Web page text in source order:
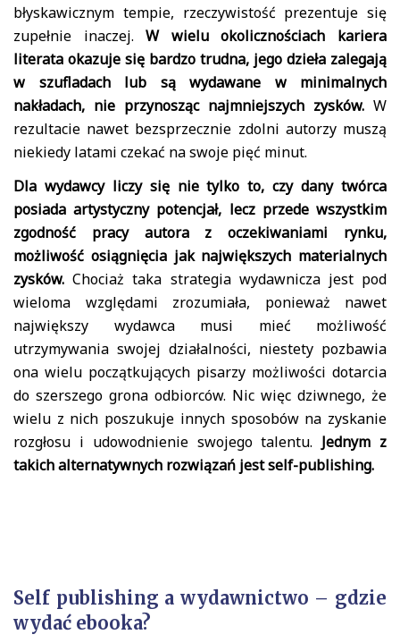
błyskawicznym tempie, rzeczywistość prezentuje się
zupełnie inaczej.W wielu okolicznościach kariera
literata okazuje się bardzo trudna, jego dzieła zalegają
w szufladach lub są wydawane w minimalnych
nakładach, nie przynosząc najmniejszych zysków. W
rezultacie nawet bezsprzecznie zdolni autorzy muszą
niekiedy latami czekać na swoje pięć minut.
Dla wydawcy liczy się nie tylko to, czy dany twórca
posiada artystyczny potencjał, lecz przede wszystkim
zgodność pracy autora z oczekiwaniami rynku,
możliwość osiągnięcia jak największych materialnych
zysków. Chociaż taka strategia wydawnicza jest pod
wieloma względami zrozumiała, ponieważ nawet
największy wydawca musi mieć możliwość
utrzymywania swojej działalności, niestety pozbawia
ona wielu początkujących pisarzy możliwości dotarcia
do szerszego grona odbiorców. Nic więc dziwnego, że
wielu z nich poszukuje innych sposobów na zyskanie
rozgłosu i udowodnienie swojego talentu. Jednym z
takich alternatywnych rozwiązań jest self-publishing.
Self publishing a wydawnictwo – gdzie
wydać ebooka?